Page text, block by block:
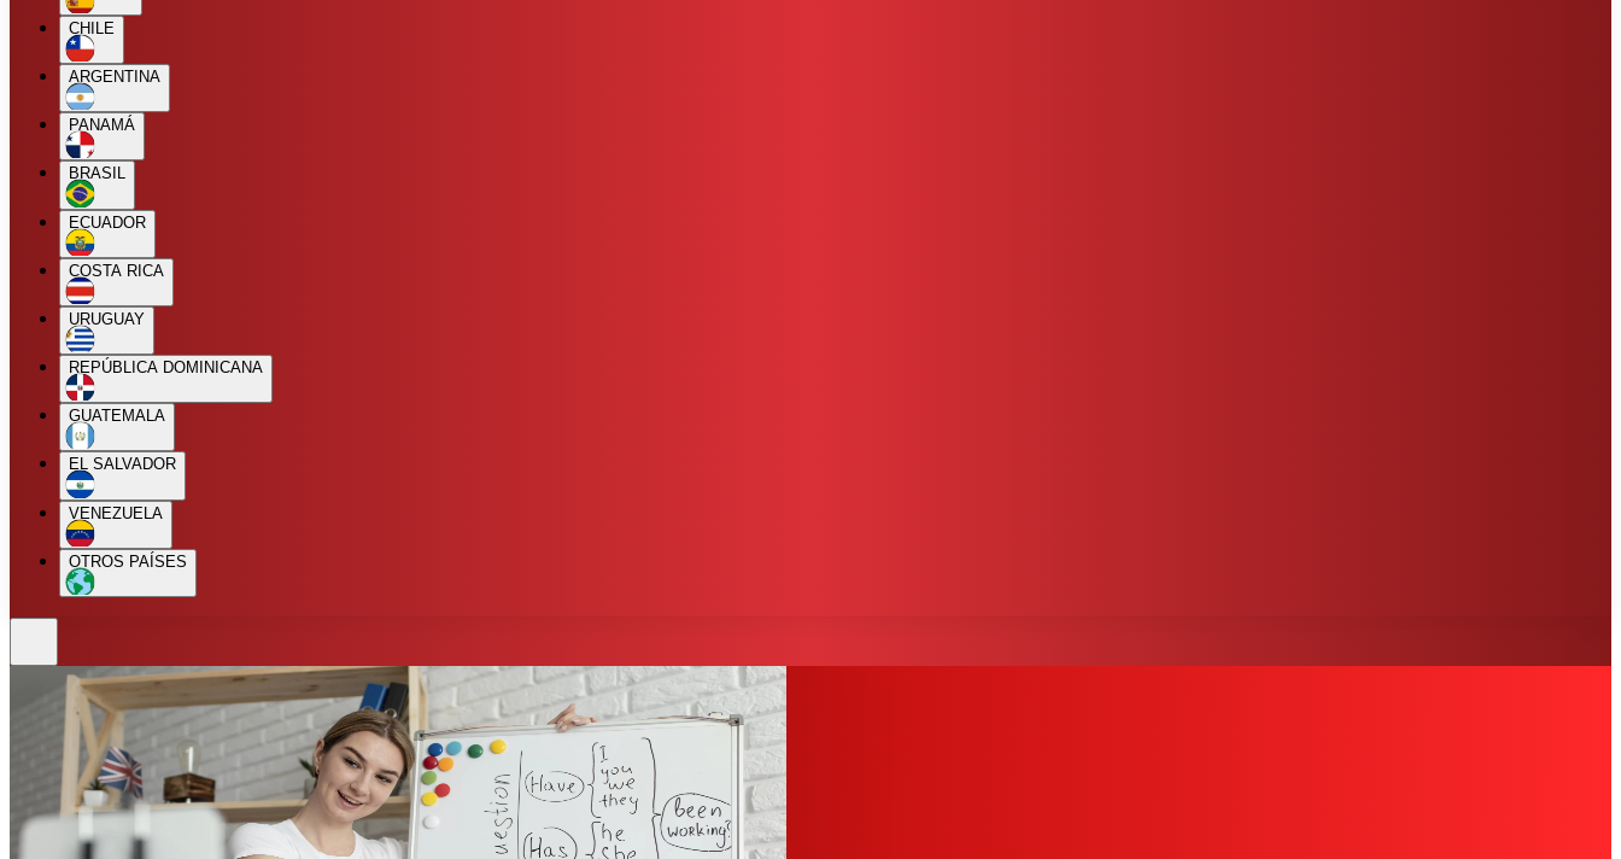
CHILE
ARGENTINA
PANAMÁ
BRASIL
ECUADOR
COSTA RICA
URUGUAY
REPÚBLICA DOMINICANA
GUATEMALA
EL SALVADOR
VENEZUELA
OTROS PAÍSES